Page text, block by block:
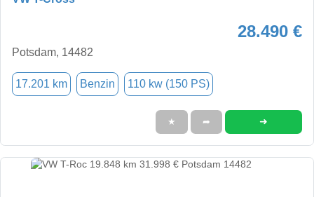
28.490 €
Potsdam, 14482
17.201 km Benzin 110 kw (150 PS)
★ ➦ ➜